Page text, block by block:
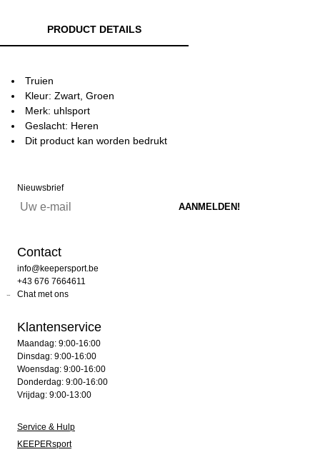
PRODUCT DETAILS
Truien
Kleur: Zwart, Groen
Merk: uhlsport
Geslacht: Heren
Dit product kan worden bedrukt
Nieuwsbrief
Contact
info@keepersport.be
+43 676 7664611
Chat met ons
Klantenservice
Maandag: 9:00-16:00
Dinsdag: 9:00-16:00
Woensdag: 9:00-16:00
Donderdag: 9:00-16:00
Vrijdag: 9:00-13:00
Service & Hulp
KEEPERsport